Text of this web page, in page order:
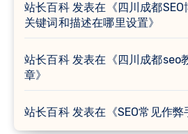
站长百科发表在《 四川成都
关键词和描述在哪里设置》
站长百科发表在《 四川成都seo
章》
站长百科发表在《SEO常见作